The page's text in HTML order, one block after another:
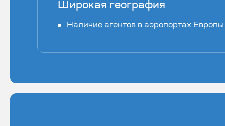
Широкая география
Наличие агентов в аэропортах